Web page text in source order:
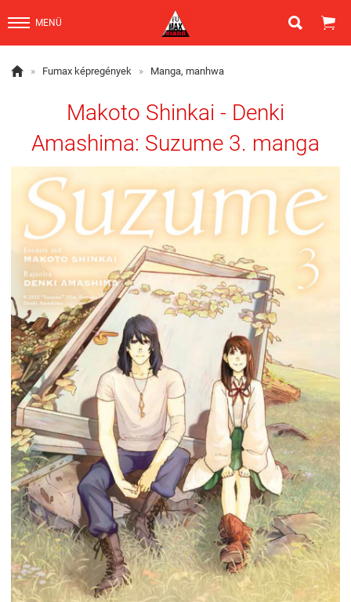
MENÜ  
 » Fumax képregények » Manga, manhwa
Makoto Shinkai - Denki
Amashima: Suzume 3. manga